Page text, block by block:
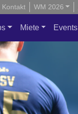
Kontakt WM 2026
Miete Events